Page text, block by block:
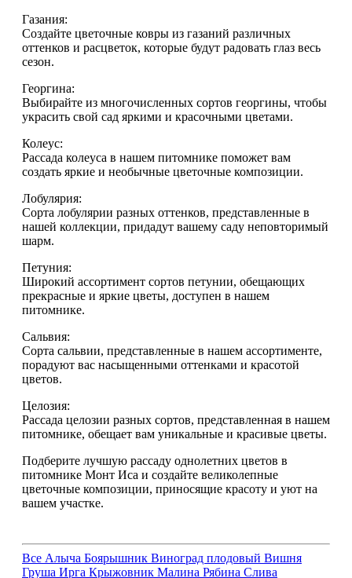
Газания:
Создайте цветочные ковры из газаний различных
оттенков и расцветок, которые будут радовать глаз весь
сезон.
Георгина:
Выбирайте из многочисленных сортов георгины, чтобы
украсить свой сад яркими и красочными цветами.
Колеус:
Рассада колеуса в нашем питомнике поможет вам
создать яркие и необычные цветочные композиции.
Лобулярия:
Сорта лобулярии разных оттенков, представленные в
нашей коллекции, придадут вашему саду неповторимый
шарм.
Петуния:
Широкий ассортимент сортов петунии, обещающих
прекрасные и яркие цветы, доступен в нашем
питомнике.
Сальвия:
Сорта сальвии, представленные в нашем ассортименте,
порадуют вас насыщенными оттенками и красотой
цветов.
Целозия:
Рассада целозии разных сортов, представленная в нашем
питомнике, обещает вам уникальные и красивые цветы.
Подберите лучшую рассаду однолетних цветов в
питомнике Монт Иса и создайте великолепные
цветочные композиции, приносящие красоту и уют на
вашем участке.
Все Алыча Боярышник Виноград плодовый Вишня
Груша Ирга Крыжовник Малина Рябина Слива